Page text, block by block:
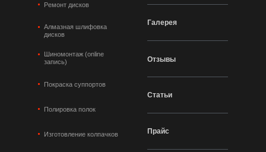
Ремонт дисков
Алмазная шлифовка
дисков
Шиномонтаж (online
запись)
Покраска суппортов
Полировка полок
Изготовление колпачков
Галерея
Отзывы
Статьи
Прайс